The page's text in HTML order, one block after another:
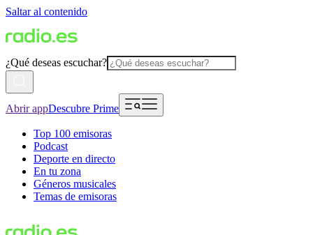
Saltar al contenido
¿Qué deseas escuchar?
Abrir appDescubre Prime
Top 100 emisoras
Podcast
Deporte en directo
En tu zona
Géneros musicales
Temas de emisoras